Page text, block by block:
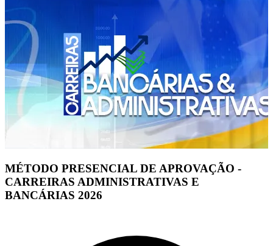
MÉTODO PRESENCIAL DE APROVAÇÃO -
CARREIRAS ADMINISTRATIVAS E
BANCÁRIAS 2026